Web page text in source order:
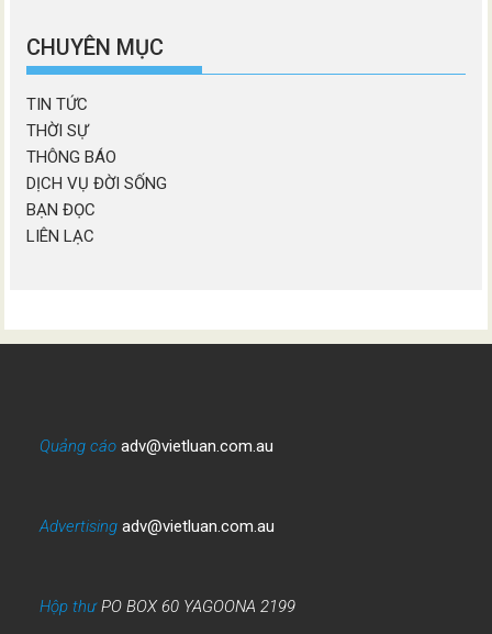
mục
CHUYÊN MỤC
TIN TỨC
THỜI SỰ
THÔNG BÁO
DỊCH VỤ ĐỜI SỐNG
BẠN ĐỌC
LIÊN LẠC
Quảng cáo adv@vietluan.com.au
Advertising adv@vietluan.com.au
Hộp thưPO BOX 60 YAGOONA 2199